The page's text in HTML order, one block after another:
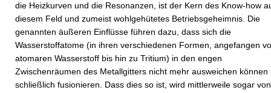
die Heizkurven und die Resonanzen, ist der Kern des Know-how
diesem Feld und zumeist wohlgehütetes Betriebsgeheimnis. Die
genannten äußeren Einflüsse führen dazu, dass sich die
Wasserstoffatome (in ihren verschiedenen Formen, angefangen
atomaren Wasserstoff bis hin zu Tritium) in den engen
Zwischenräumen des Metallgitters nicht mehr ausweichen können
schließlich fusionieren. Dass dies so ist, wird mittlerweile sogar